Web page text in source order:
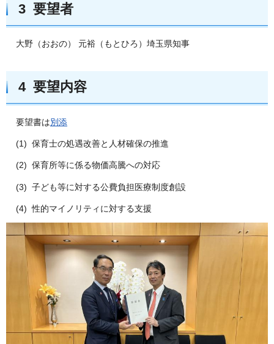
3 要望者
大野（おおの） 元裕（もとひろ）埼玉県知事
4 要望内容
要望書は別添
(1) 保育士の処遇改善と人材確保の推進
(2) 保育所等に係る物価高騰への対応
(3) 子ども等に対する公費負担医療制度創設
(4) 性的マイノリティに対する支援